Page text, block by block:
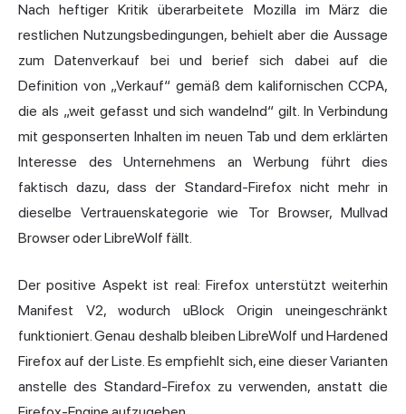
Nach heftiger Kritik überarbeitete Mozilla im März die
restlichen Nutzungsbedingungen, behielt aber die Aussage
zum Datenverkauf bei und berief sich dabei auf die
Definition von „Verkauf“ gemäß dem kalifornischen CCPA,
die als „weit gefasst und sich wandelnd“ gilt. In Verbindung
mit gesponserten Inhalten im neuen Tab und dem erklärten
Interesse des Unternehmens an Werbung führt dies
faktisch dazu, dass der Standard-Firefox nicht mehr in
dieselbe Vertrauenskategorie wie Tor Browser, Mullvad
Browser oder LibreWolf fällt.
Der positive Aspekt ist real: Firefox unterstützt weiterhin
Manifest V2, wodurch uBlock Origin uneingeschränkt
funktioniert. Genau deshalb bleiben LibreWolf und Hardened
Firefox auf der Liste. Es empfiehlt sich, eine dieser Varianten
anstelle des Standard-Firefox zu verwenden, anstatt die